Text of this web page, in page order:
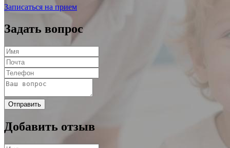
Записаться на прием
Задать вопрос
Отправить
Добавить отзыв